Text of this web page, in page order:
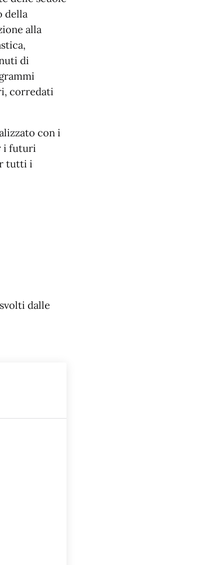
della
alla
di
corredati
con i
i futuri
tutti i
dalle